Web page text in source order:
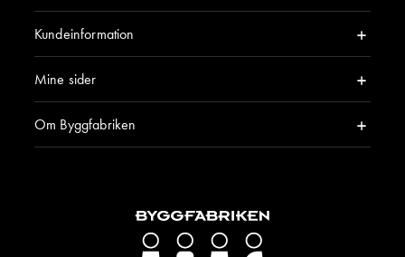
Kundeinformation
Mine sider
Om Byggfabriken